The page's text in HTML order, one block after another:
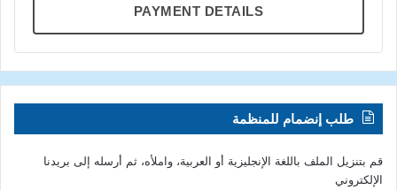
PAYMENT DETAILS
طلب إنضمام للمنظمة
قم بتنزيل الملف باللغة الإنجليزية أو العربية، واملأه، ثم أرسله إلى بريدنا
الإلكتروني